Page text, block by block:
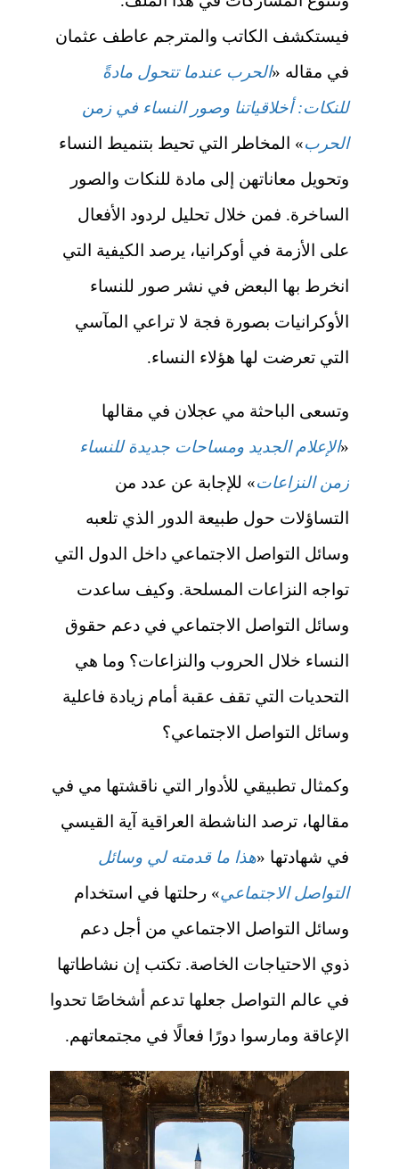
فيستكشف الكاتب والمترجم عاطف عثمان
في مقاله «الحرب عندما تتحول مادةً
للنكات: أخلاقياتنا وصور النساء في زمن
الحرب» المخاطر التي تحيط بتنميط النساء
وتحويل معاناتهن إلى مادة للنكات والصور
الساخرة. فمن خلال تحليل لردود الأفعال
على الأزمة في أوكرانيا، يرصد الكيفية التي
انخرط بها البعض في نشر صور للنساء
الأوكرانيات بصورة فجة لا تراعي المآسي
التي تعرضت لها هؤلاء النساء.
وتسعى الباحثة مي عجلان في مقالها
«الإعلام الجديد ومساحات جديدة للنساء
زمن النزاعات» للإجابة عن عدد من
التساؤلات حول طبيعة الدور الذي تلعبه
وسائل التواصل الاجتماعي داخل الدول التي
تواجه النزاعات المسلحة. وكيف ساعدت
وسائل التواصل الاجتماعي في دعم حقوق
النساء خلال الحروب والنزاعات؟ وما هي
التحديات التي تقف عقبة أمام زيادة فاعلية
وسائل التواصل الاجتماعي؟
وكمثال تطبيقي للأدوار التي ناقشتها مي في
مقالها، ترصد الناشطة العراقية آية القيسي
في شهادتها «هذا ما قدمته لي وسائل
التواصل الاجتماعي» رحلتها في استخدام
وسائل التواصل الاجتماعي من أجل دعم
ذوي الاحتياجات الخاصة. تكتب إن نشاطاتها
في عالم التواصل جعلها تدعم أشخاصًا تحدوا
الإعاقة ومارسوا دورًا فعالًا في مجتمعاتهم.